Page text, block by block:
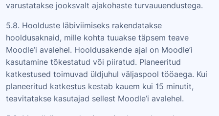
varustatakse jooksvalt ajakohaste turvauuendustega.
5.8. Hoolduste läbiviimiseks rakendatakse
hooldusaknaid, mille kohta tuuakse täpsem teave
Moodle’i avalehel. Hooldusakende ajal on Moodle’i
kasutamine tõkestatud või piiratud. Planeeritud
katkestused toimuvad üldjuhul väljaspool tööaega. Kui
planeeritud katkestus kestab kauem kui 15 minutit,
teavitatakse kasutajad sellest Moodle’i avalehel.